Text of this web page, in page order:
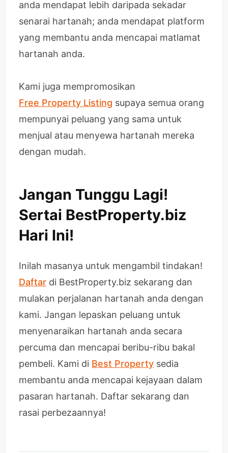
anda mendapat lebih daripada sekadar
senarai hartanah; anda mendapat platform
yang membantu anda mencapai matlamat
hartanah anda.
Kami juga mempromosikan
Free Property Listing supaya semua orang
mempunyai peluang yang sama untuk
menjual atau menyewa hartanah mereka
dengan mudah.
Jangan Tunggu Lagi!
Sertai BestProperty.biz
Hari Ini!
Inilah masanya untuk mengambil tindakan!
Daftar di BestProperty.biz sekarang dan
mulakan perjalanan hartanah anda dengan
kami. Jangan lepaskan peluang untuk
menyenaraikan hartanah anda secara
percuma dan mencapai beribu-ribu bakal
pembeli. Kami di Best Property sedia
membantu anda mencapai kejayaan dalam
pasaran hartanah. Daftar sekarang dan
rasai perbezaannya!